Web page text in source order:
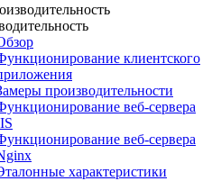
клиентского
производительности
веб-сервера
веб-сервера
характеристики